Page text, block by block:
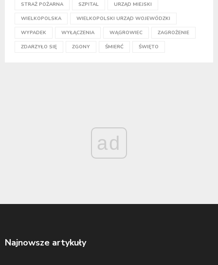
STRAŻ POŻARNA SZPITAL URZĄD MIEJSKI
WIELKOPOLSKA WIELKOPOLSKI URZĄD WOJEWÓDZKI
WYPADEK WYŁĄCZENIA WĄGROWIEC ZAGROŻENIE
ZDARZYŁO SIĘ ZGONY ŚMIERĆ ŚWIĘTO
ad
Najnowsze artykuły